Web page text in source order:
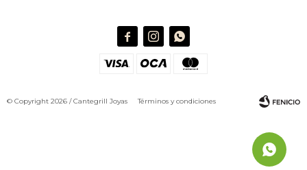
  
© Copyright 2026 / Cantegrill JoyasTérminos y condiciones